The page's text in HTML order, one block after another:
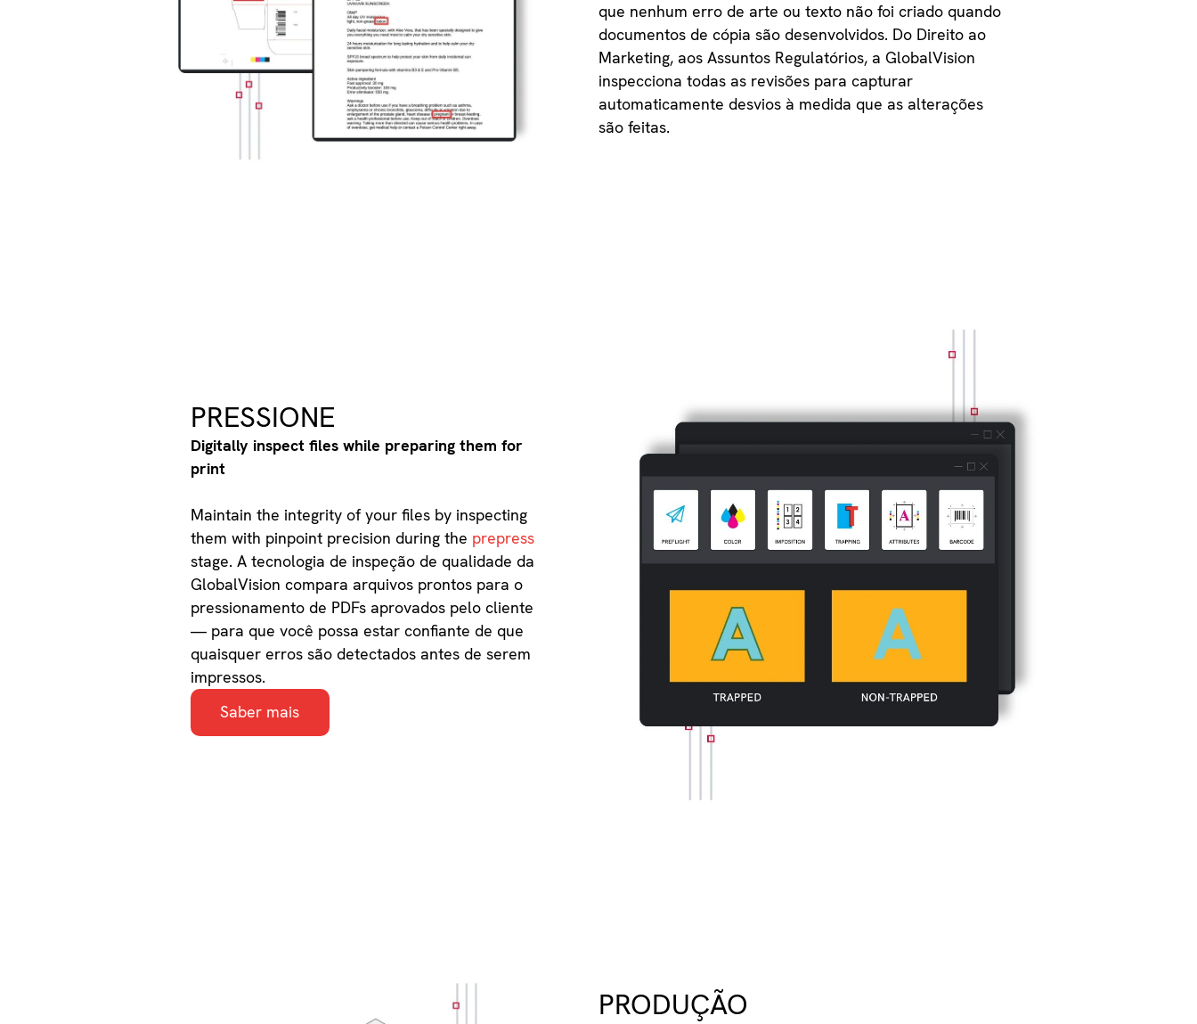
que nenhum erro de arte ou texto não foi criado quando
documentos de cópia são desenvolvidos. Do Direito ao
Marketing, aos Assuntos Regulatórios, a GlobalVision
inspecciona todas as revisões para capturar
automaticamente desvios à medida que as alterações
são feitas.
PRESSIONE
Digitally inspect files while preparing them for
print
Maintain the integrity of your files by inspecting
them with pinpoint precision during the prepress
stage. A tecnologia de inspeção de qualidade da
GlobalVision compara arquivos prontos para o
pressionamento de PDFs aprovados pelo cliente
— para que você possa estar confiante de que
quaisquer erros são detectados antes de serem
impressos.
Saber mais
PRODUÇÃO